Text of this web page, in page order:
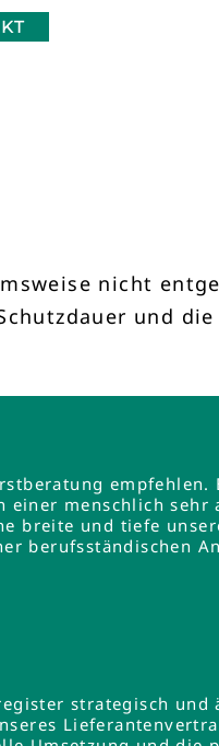
nicht
und die
empfehlen.
menschlich sehr
breite und tiefe
berufsständischen
strategisch und